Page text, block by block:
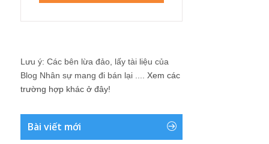
Lưu ý: Các bên lừa đảo, lấy tài liệu của
Blog Nhân sự mang đi bán lại .... Xem các
trường hợp khác ở đây!
Bài viết mới